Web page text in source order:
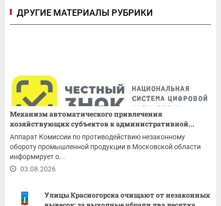
ДРУГИЕ МАТЕРИАЛЫ РУБРИКИ
Механизм автоматического привлечения
хозяйствующих субъектов к административной...
Аппарат Комиссии по противодействию незаконному
обороту промышленной продукции в Московской области
информирует о...
03.08.2026
Улицы Красногорска очищают от незаконных